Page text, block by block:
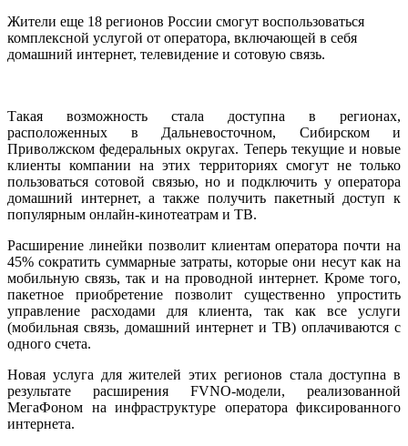
Жители еще 18 регионов России смогут воспользоваться
комплексной услугой от оператора, включающей в себя
домашний интернет, телевидение и сотовую связь.
Такая возможность стала доступна в регионах,
расположенных в Дальневосточном, Сибирском и
Приволжском федеральных округах. Теперь текущие и новые
клиенты компании на этих территориях смогут не только
пользоваться сотовой связью, но и подключить у оператора
домашний интернет, а также получить пакетный доступ к
популярным онлайн-кинотеатрам и ТВ.
Расширение линейки позволит клиентам оператора почти на
45% сократить суммарные затраты, которые они несут как на
мобильную связь, так и на проводной интернет. Кроме того,
пакетное приобретение позволит существенно упростить
управление расходами для клиента, так как все услуги
(мобильная связь, домашний интернет и ТВ) оплачиваются с
одного счета.
Новая услуга для жителей этих регионов стала доступна в
результате расширения FVNO-модели, реализованной
МегаФоном на инфраструктуре оператора фиксированного
интернета.